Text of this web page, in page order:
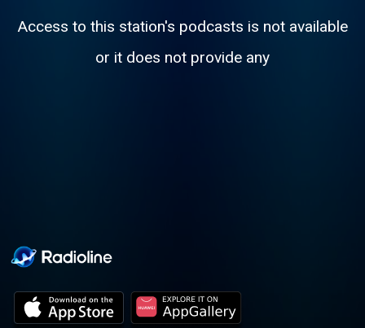
Access to this station's podcasts is not available
or it does not provide any